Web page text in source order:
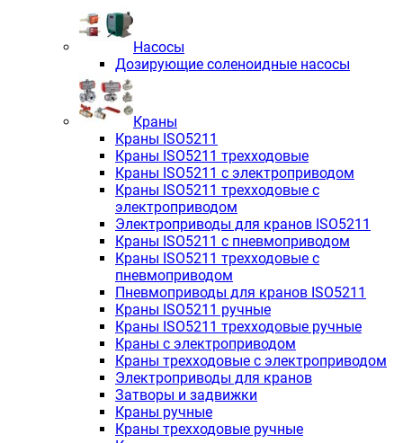
Насосы
Дозирующие соленоидные насосы
Краны
Краны ISO5211
Краны ISO5211 трехходовые
Краны ISO5211 с электроприводом
Краны ISO5211 трехходовые с
электроприводом
Электроприводы для кранов ISO5211
Краны ISO5211 с пневмоприводом
Краны ISO5211 трехходовые с
пневмоприводом
Пневмоприводы для кранов ISO5211
Краны ISO5211 ручные
Краны ISO5211 трехходовые ручные
Краны с электроприводом
Краны трехходовые с электроприводом
Электроприводы для кранов
Затворы и задвижки
Краны ручные
Краны трехходовые ручные